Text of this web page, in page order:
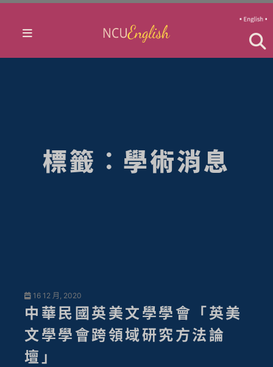
標籤：學術消息
16 12 月, 2020
中華民國英美文學學會「英美
文學學會跨領域研究方法論
壇」